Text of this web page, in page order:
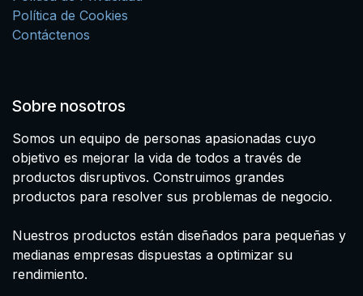
Política de Cookies
Contáctenos
Sobre nosotros
Somos un equipo de personas apasionadas cuyo
objetivo es mejorar la vida de todos a través de
productos disruptivos. Construimos grandes
productos para resolver sus problemas de negocio.
Nuestros productos están diseñados para pequeñas y
medianas empresas dispuestas a optimizar su
rendimiento.